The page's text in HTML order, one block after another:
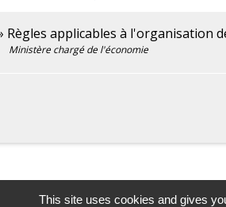
Règles applicables à l'organisation
Ministère chargé de l'économie
This site uses cookies and gives